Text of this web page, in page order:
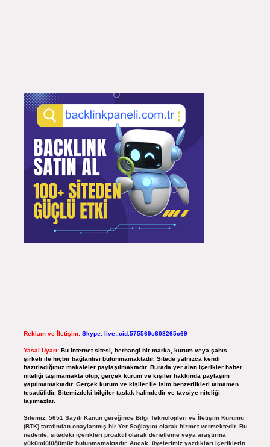
Reklam ve İletişim: Skype: live:.cid.575569c608265c69
Yasal Uyarı: Bu internet sitesi, herhangi bir marka, kurum veya şahıs
şirketi ile hiçbir bağlantısı bulunmamaktadır. Sitede yalnızca kendi
hazırladığımız makaleler paylaşılmaktadır. Burada yer alan içerikler haber
niteliği taşımamakta olup, gerçek kurum ve kişiler hakkında paylaşım
yapılmamaktadır. Gerçek kurum ve kişiler ile isim benzerlikleri tamamen
tesadüfidir. Sitemizdeki bilgiler taslak halindedir ve tavsiye niteliği
taşımazlar.
Sitemiz, 5651 Sayılı Kanun gereğince Bilgi Teknolojileri ve İletişim Kurumu
(BTK) tarafından onaylanmış bir Yer Sağlayıcı olarak hizmet vermektedir. Bu
nedenle, sitedeki içerikleri proaktif olarak denetleme veya araştırma
yükümlülüğümüz bulunmamaktadır. Ancak, üyelerimiz yazdıkları içeriklerin